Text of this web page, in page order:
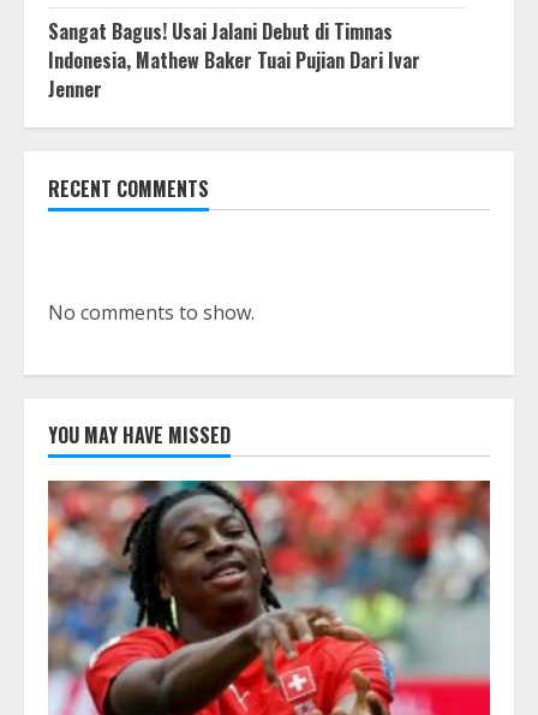
Sangat Bagus! Usai Jalani Debut di Timnas
Indonesia, Mathew Baker Tuai Pujian Dari Ivar
Jenner
RECENT COMMENTS
No comments to show.
YOU MAY HAVE MISSED